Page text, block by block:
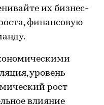
их бизнес-
финансовую
уровень
рост
влияние